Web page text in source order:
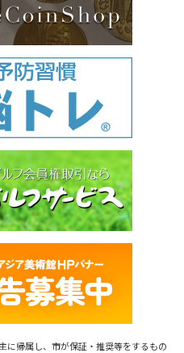
に帰属し、市が保証・推奨等をするもの